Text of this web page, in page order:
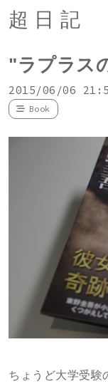
超日記
"ラプラス
2015/06/06
Book
ちょうど大学受験